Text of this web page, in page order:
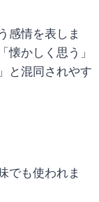
感情を表しま
かしく思う」
と混同されやす
でも使われま